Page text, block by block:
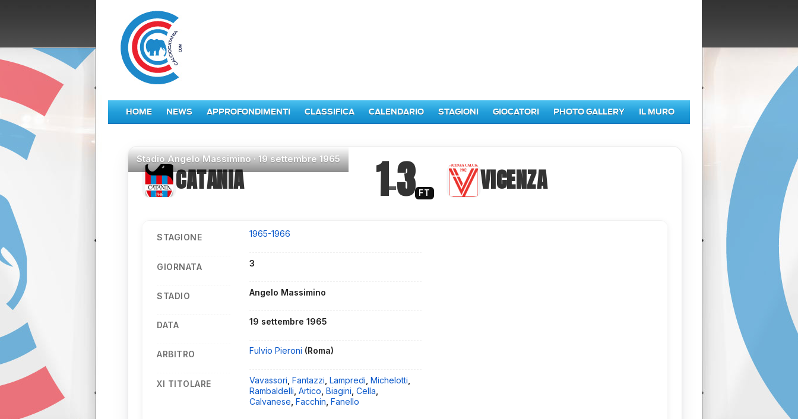
HOME NEWS APPROFONDIMENTI CLASSIFICA CALENDARIO STAGIONI GIOCATORI PHOTO GALLERY IL MURO
StadioAngelo Massimino ·19 settembre 1965
CATANIA 1–3 FT VICENZA
STAGIONE 1965-1966
GIORNATA 3
STADIO Angelo Massimino
DATA 19 settembre 1965
ARBITRO Fulvio Pieroni (Roma)
XI TITOLARE Vavassori ,Fantazzi ,Lampredi ,Michelotti
Rambaldelli ,Artico ,Biagini ,Cella
Calvanese ,Facchin ,Fanello